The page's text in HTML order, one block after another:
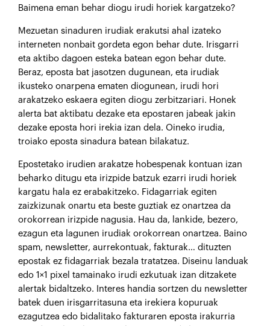
Baimena eman behar diogu irudi horiek kargatzeko?
Mezuetan sinaduren irudiak erakutsi ahal izateko
interneten nonbait gordeta egon behar dute. Irisgarri
eta aktibo dagoen esteka batean egon behar dute.
Beraz, eposta bat jasotzen dugunean, eta irudiak
ikusteko onarpena ematen diogunean, irudi hori
arakatzeko eskaera egiten diogu zerbitzariari. Honek
alerta bat aktibatu dezake eta epostaren jabeak jakin
dezake eposta hori irekia izan dela. Oineko irudia,
troiako eposta sinadura batean bilakatuz.
Epostetako irudien arakatze hobespenak kontuan izan
beharko ditugu eta irizpide batzuk ezarri irudi horiek
kargatu hala ez erabakitzeko. Fidagarriak egiten
zaizkizunak onartu eta beste guztiak ez onartzea da
orokorrean irizpide nagusia. Hau da, lankide, bezero,
ezagun eta lagunen irudiak orokorrean onartzea. Baino
spam, newsletter, aurrekontuak, fakturak… dituzten
epostak ez fidagarriak bezala tratatzea. Diseinu landuak
edo 1×1 pixel tamainako irudi ezkutuak izan ditzakete
alertak bidaltzeko. Interes handia sortzen du newsletter
batek duen irisgarritasuna eta irekiera kopuruak
ezagutzea edo bidalitako fakturaren eposta irakurria